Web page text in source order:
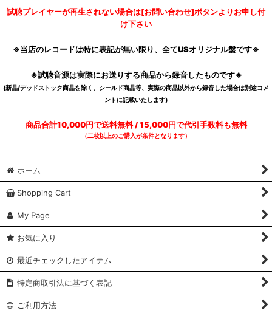
試聴プレイヤーが再生されない場合は[お問い合わせ]ボタンよりお申し付
け下さい
※当店のレコードは特に表記が無い限り、全てUSオリジナル盤です※
※試聴音源は実際にお送りする商品から録音したものです※
(新品/デッドストック商品を除く。シールド商品等、実際の商品以外から録音した場合は別途コメ
ントに記載いたします)
商品合計10,000円で送料無料 / 15,000円で代引手数料も無料
（二枚以上のご購入が条件となります）
ホーム
Shopping Cart
My Page
お気に入り
最近チェックしたアイテム
特定商取引法に基づく表記
ご利用方法